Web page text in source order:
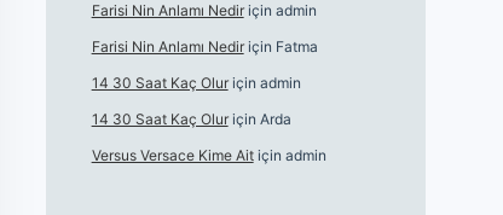
Farisi Nin Anlamı Nediriçin admin
Farisi Nin Anlamı Nediriçin Fatma
14 30 Saat Kaç Oluriçin admin
14 30 Saat Kaç Oluriçin Arda
Versus Versace Kime Aitiçin admin